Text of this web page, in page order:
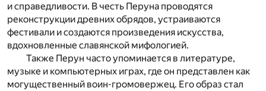
и справедливости. В честь Перуна проводятся
реконструкции древних обрядов, устраиваются
фестивали и создаются произведения искусства,
вдохновленные славянской мифологией.
Также Перун часто упоминается в литературе,
музыке и компьютерных играх, где он представлен как
могущественный воин-громовержец. Его образ стал